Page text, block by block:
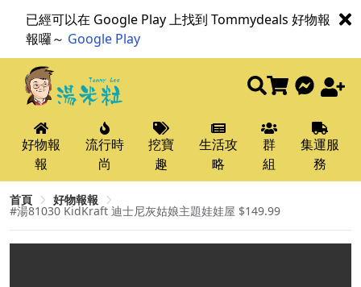
已經可以在 Google Play 上找到 Tommydeals 好物報
報囉～ Google Play
好物報
報
流行時
尚
挖寶
趣
生活攻
略
群
組
集運服
務
首頁 好物報報
#湯81030 KidKraft 迪士尼灰姑娘主題娃娃屋 $149.99